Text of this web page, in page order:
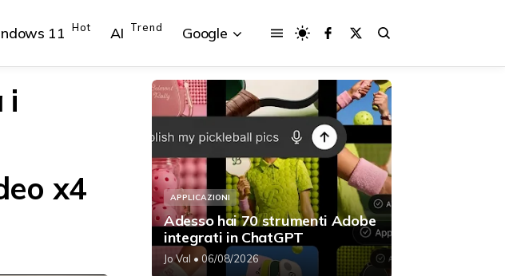
{{posts[2].title}}
{{POSTS[3].LABEL}}
{{posts[3].title}}
11 Hot AI Trend Google
{{posts[2].title}}
{{POSTS[3].LABEL}}
{{posts[3].title}}
i
x4
APPLICAZIONI
Adesso hai 70 strumenti Adobe
integrati in ChatGPT
Jo Val • 06/08/2026